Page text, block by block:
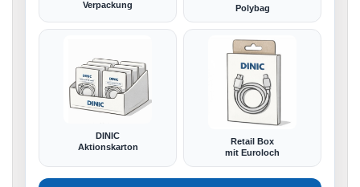
Verpackung
Polybag
DINIC
Aktionskarton
Retail Box
mit Euroloch